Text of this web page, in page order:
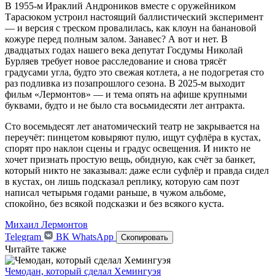
В 1955-м Ираклий Андроников вместе с оружейником
Тарасюком устроил настоящий баллистический эксперимент
— и версия с треском провалилась, как клоун на банановой
кожуре перед полным залом. Занавес? А вот и нет. В
двадцатых годах нашего века депутат Госдумы Николай
Бурляев требует новое расследование и снова трясёт
градусами угла, будто это свежая котлета, а не подогретая сто
раз подливка из позапрошлого сезона. В 2025-м выходит
фильм «Лермонтов» — и тема опять на афише крупными
буквами, будто и не было ста восьмидесяти лет антракта.
Сто восемьдесят лет анатомический театр не закрывается на
переучёт: пинцетом ковыряют пулю, ищут суфлёра в кустах,
спорят про наклон сцены и градус освещения. И никто не
хочет признать простую вещь, обидную, как счёт за банкет,
который никто не заказывал: даже если суфлёр и правда сидел
в кустах, он лишь подсказал реплику, которую сам поэт
написал четырьмя годами раньше, в чужом альбоме,
спокойно, без всякой подсказки и без всякого куста.
Михаил Лермонтов
Telegram
ВК WhatsApp Скопировать
Читайте также
Чемодан, который сделал Хемингуэя